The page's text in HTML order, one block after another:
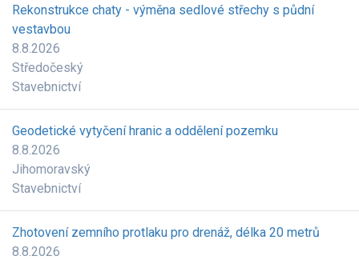
Rekonstrukce chaty - výměna sedlové střechy s půdní
vestavbou
8.8.2026
Středočeský
Stavebnictví
Geodetické vytyčení hranic a oddělení pozemku
8.8.2026
Jihomoravský
Stavebnictví
Zhotovení zemního protlaku pro drenáž, délka 20 metrů
8.8.2026